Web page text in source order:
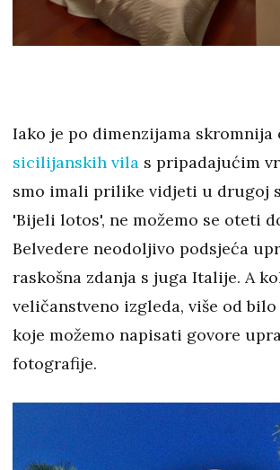
Iako je po dimenzijama skromnija
sicilijanskih vila s pripadajućim
smo imali prilike vidjeti u drugoj
'Bijeli lotos', ne možemo se oteti
Belvedere neodoljivo podsjeća
raskošna zdanja s juga Italije. A
veličanstveno izgleda, više od
koje možemo napisati govore
fotografije.